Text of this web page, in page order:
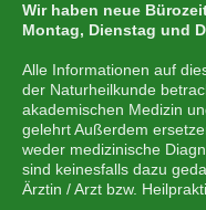
Wir haben neue
Montag, Dienstag und
Alle Informationen auf
der Naturheilkunde
akademischen Medizin
gelehrt Außerdem
weder medizinische
sind keinesfalls dazu
Ärztin / Arzt bzw.